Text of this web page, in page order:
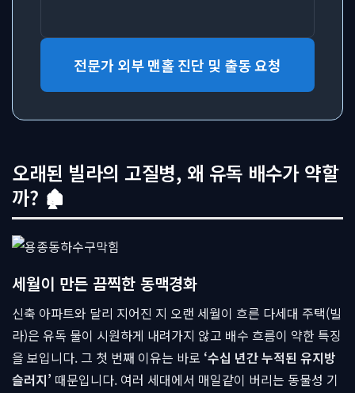
전문가 외부 맨홀 진단 및 출동 요청
오래된 빌라의 고질병, 왜 유독 배수가 약할
까? 🏚
세월이 만든 끔찍한 동맥경화
신축 아파트와 달리 지어진 지 오랜 세월이 흐른 다세대 주택(빌
라)은 유독 물이 시원하게 내려가지 않고 배수 흐름이 약한 특징
을 보입니다. 그 첫 번째 이유는 바로 ‘수십 년간 누적된 유지방
슬러지’ 때문입니다. 여러 세대에서 매일같이 버리는 동물성 기